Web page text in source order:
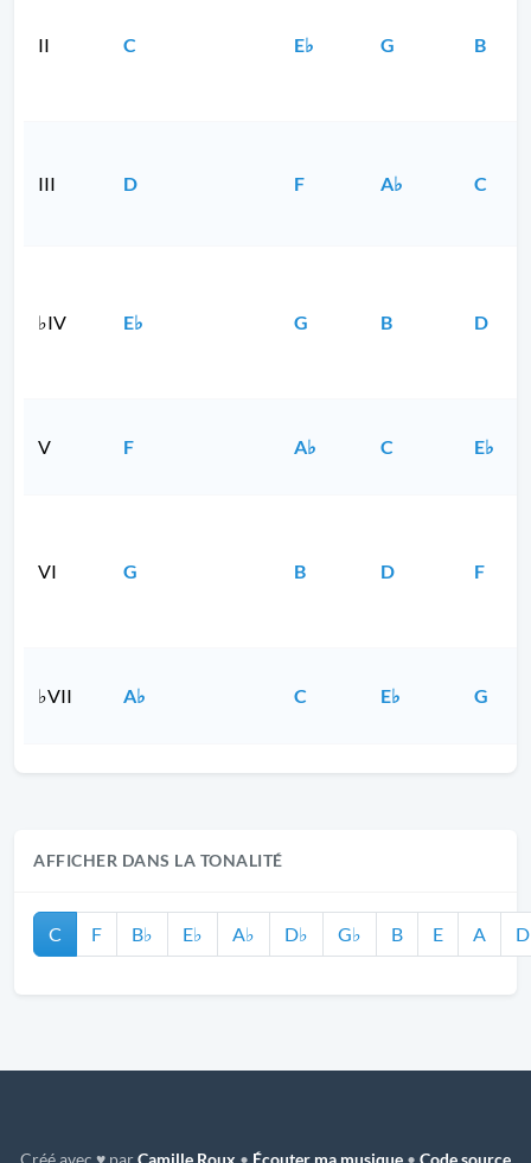
II C E♭ G B
III D F A♭ C
♭IV E♭ G B D
V F A♭ C E♭
VI G B D F
♭VII A♭ C E♭ G
AFFICHER DANS LA TONALITÉ
C F B♭ E♭ A♭ D♭ G♭ B E A D